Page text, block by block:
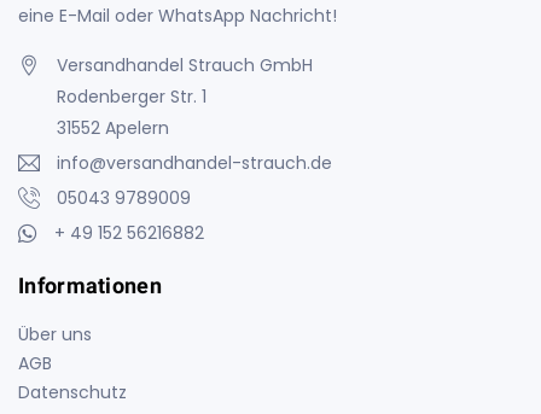
eine E-Mail oder WhatsApp Nachricht!
Versandhandel Strauch GmbH
Rodenberger Str. 1
31552 Apelern
info@versandhandel-strauch.de
05043 9789009
+ 49 152 56216882
Informationen
Über uns
AGB
Datenschutz